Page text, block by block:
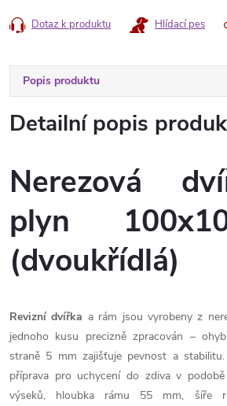
Dotaz k produktu Hlídací pes
Popis produktu
Detailní popis
Nerezová
plyn
(dvoukřídlá)
Revizní dvířka a rám jsou vyrobeny z
jednoho kusu precizně zpracován –
straně 5 mm zajišťuje pevnost a
příprava pro uchycení do zdiva v
výseků, hloubka rámu 55 mm, šíře